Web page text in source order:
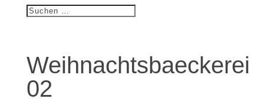
Weihnachtsbaeckerei
02